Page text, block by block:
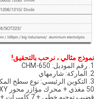
نموذج مثالي ، نرحب بالتحقيق!
1. رقم الموديل: CHM-650
2. الماركة: شارمهاي
قضيب توجيه خطي + 7 كاميرات + برنامج ذكي جديد تمامًا